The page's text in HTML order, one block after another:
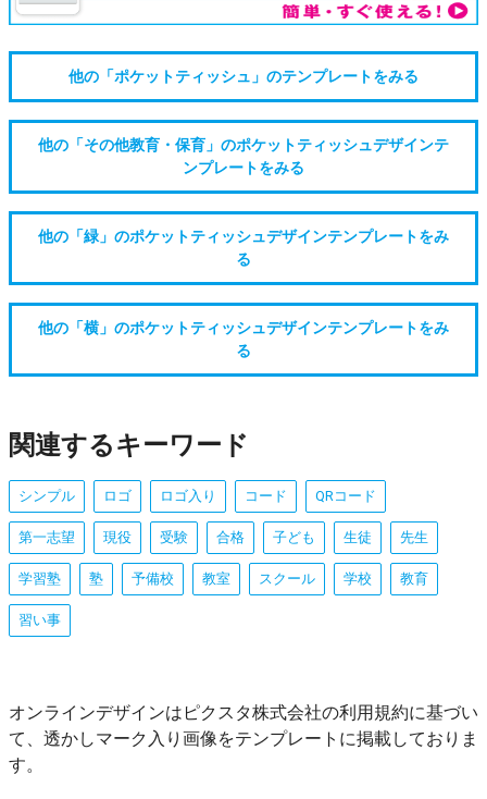
他の「ポケットティッシュ」のテンプレートをみる
他の「その他教育・保育」のポケットティッシュデザインテ
ンプレートをみる
他の「緑」のポケットティッシュデザインテンプレートをみ
る
他の「横」のポケットティッシュデザインテンプレートをみ
る
関連するキーワード
シンプル ロゴ ロゴ入り コード QRコード
第一志望 現役 受験 合格 子ども 生徒 先生
学習塾 塾 予備校 教室 スクール 学校 教育
習い事
オンラインデザインはピクスタ株式会社の利用規約に基づい
て、透かしマーク入り画像をテンプレートに掲載しておりま
す。